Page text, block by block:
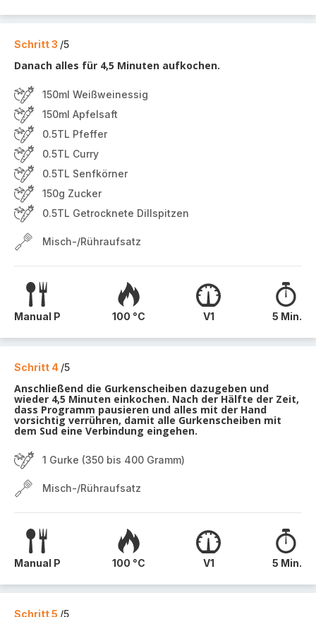
Schritt 3 /5
Danach alles für 4,5 Minuten aufkochen.
150ml Weißweinessig
150ml Apfelsaft
0.5TL Pfeffer
0.5TL Curry
0.5TL Senfkörner
150g Zucker
0.5TL Getrocknete Dillspitzen
Misch-/Rühraufsatz
Manual P 100 °C V1 5 Min.
Schritt 4 /5
Anschließend die Gurkenscheiben dazugeben und
wieder 4,5 Minuten einkochen. Nach der Hälfte der Zeit,
dass Programm pausieren und alles mit der Hand
vorsichtig verrühren, damit alle Gurkenscheiben mit
dem Sud eine Verbindung eingehen.
1 Gurke (350 bis 400 Gramm)
Misch-/Rühraufsatz
Manual P 100 °C V1 5 Min.
Schritt 5 /5